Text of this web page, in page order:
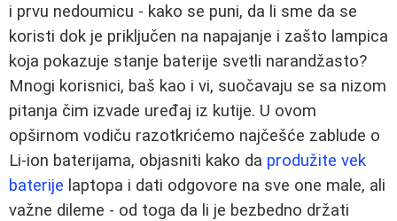
i prvu nedoumicu - kako se puni, da li sme da se
koristi dok je priključen na napajanje i zašto lampica
koja pokazuje stanje baterije svetli narandžasto?
Mnogi korisnici, baš kao i vi, suočavaju se sa nizom
pitanja čim izvade uređaj iz kutije. U ovom
opširnom vodiču razotkrićemo najčešće zablude o
Li-ion baterijama, objasniti kako da produžite vek
baterije laptopa i dati odgovore na sve one male, ali
važne dileme - od toga da li je bezbedno držati